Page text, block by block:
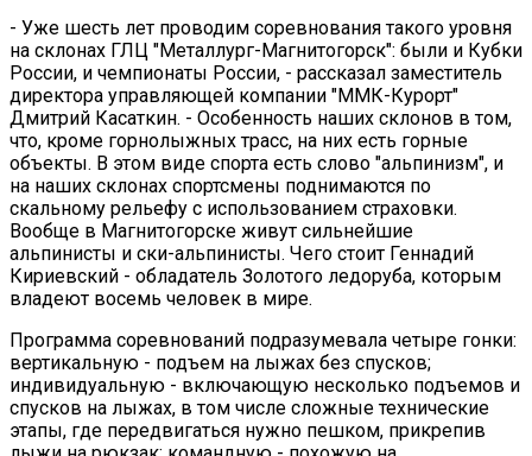
- Уже шесть лет проводим соревнования такого уровня
на склонах ГЛЦ "Металлург-Магнитогорск": были и Кубки
России, и чемпионаты России, - рассказал заместитель
директора управляющей компании "ММК-Курорт"
Дмитрий Касаткин. - Особенность наших склонов в том,
что, кроме горнолыжных трасс, на них есть горные
объекты. В этом виде спорта есть слово "альпинизм", и
на наших склонах спортсмены поднимаются по
скальному рельефу с использованием страховки.
Вообще в Магнитогорске живут сильнейшие
альпинисты и ски-альпинисты. Чего стоит Геннадий
Кириевский - обладатель Золотого ледоруба, которым
владеют восемь человек в мире.
Программа соревнований подразумевала четыре гонки:
вертикальную - подъем на лыжах без спусков;
индивидуальную - включающую несколько подъемов и
спусков на лыжах, в том числе сложные технические
этапы, где передвигаться нужно пешком, прикрепив